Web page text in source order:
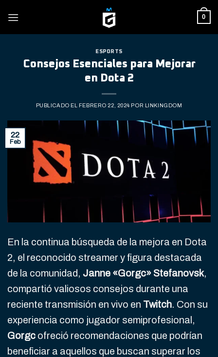
0
ESPORTS
Consejos Esenciales para Mejorar
en Dota 2
PUBLICADO EL FEBRERO 22, 2024 POR LINKINGDOM
22
Feb
En la continua búsqueda de la mejora en Dota
2, el reconocido streamer y figura destacada
de la comunidad, Janne «Gorgc» Stefanovsk,
compartió valiosos consejos durante una
reciente transmisión en vivo en Twitch. Con su
experiencia como jugador semiprofesional,
Gorgc ofreció recomendaciones que podrían
beneficiar a aquellos que buscan superar los